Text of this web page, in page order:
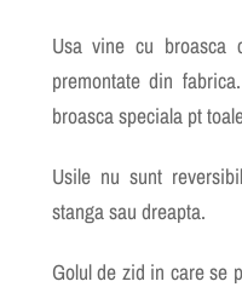
Usa vine cu broasca
premontate din
broasca speciala pt
Usile nu sunt
stanga sau dreapta.
Golul de zid in care se